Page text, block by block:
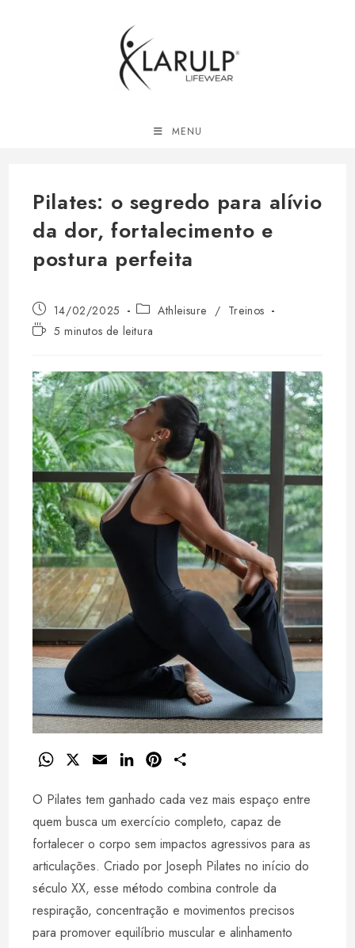
MENU
Pilates: o segredo para alívio
da dor, fortalecimento e
postura perfeita
Post
publicado:
14/02/2025
Categoria
post:
Athleisure / Treinos
Tempo5 minutos de leitura
W
a
t
s
A
p
p
a
i
l
n
k
e
d
I
n
n
t
e
r
e
a
r
e
O Pilates tem ganhado cada vez mais espaço entre
quem busca um exercício completo, capaz de
fortalecer o corpo sem impactos agressivos para as
articulações. Criado por Joseph Pilates no início do
século XX, esse método combina controle da
respiração, concentração e movimentos precisos
para promover equilíbrio muscular e alinhamento